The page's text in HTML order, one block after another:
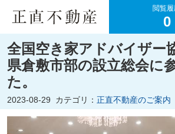
閲覧
0
全国空き家アドバイザー
県倉敷市部の設立総会に
た。
2023-08-29 カテゴリ： 正直不動産のご案内